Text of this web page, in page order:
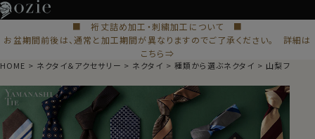
■ 裄丈詰め加工・刺繍加工について ■
お盆期間前後は、通常と加工期間が異なりますのでご了承ください。 詳細は
こちら⇒
HOME ネクタイ＆アクセサリー ネクタイ 種類から選ぶネクタイ 山梨ファブ